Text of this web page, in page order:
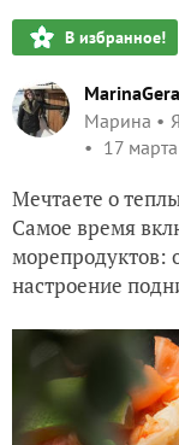
В избранное!
Марина
17
Мечтаете о
Самое время
морепродуктов:
настроение